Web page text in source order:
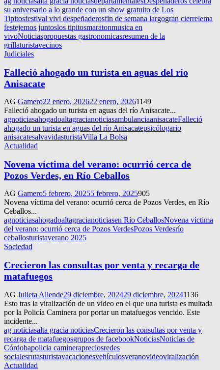
su aniversario a lo grande con un show gratuito de Los
Tipitosfestival vivi despeñaderosfin de semana largogran cierrelema
festejemos juntoslos tipitosmaratonmusica en
vivoNoticiaspropuestas gastronomicasresumen de la
grillaturistavecinos
Judiciales
Falleció ahogado un turista en aguas del río
Anisacate
AG Gamero22 enero, 202622 enero, 20261149
Falleció ahogado un turista en aguas del río Anisacate...
agnoticiasahogadoaltagracianoticiasambulanciaanisacateFalleció
ahogado un turista en aguas del río Anisacatepsicólogario
anisacatesalvavidasturistaVilla La Bolsa
Actualidad
Novena víctima del verano: ocurrió cerca de
Pozos Verdes, en Río Ceballos
AG Gamero5 febrero, 20255 febrero, 2025905
Novena víctima del verano: ocurrió cerca de Pozos Verdes, en Río
Ceballos...
agnoticiasahogadoaltagracianoticiasen Río CeballosNovena víctima
del verano: ocurrió cerca de Pozos VerdesPozos Verdesrío
ceballosturistaverano 2025
Sociedad
Crecieron las consultas por venta y recarga de
matafuegos
AG Julieta Allende29 diciembre, 202429 diciembre, 20241136
Esto tras la viralización de un video en el que una turista es multada
por la Policía Caminera por portar un matafuegos vencido. Este
incidente...
ag noticiasalta gracia noticiasCrecieron las consultas por venta y
recarga de matafuegosgrupos de facebookNoticiasNoticias de
Córdobapolicia caminerapreciosredes
socialesrutasturistavacacionesvehículosveranovideoviralización
Actualidad